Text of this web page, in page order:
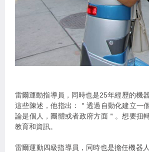
雷爾運動指導員，同時也是25年經歷的機
這些陳述，他指出：＂透過自動化建立一
論是個人，團體或者政府方面＂。想要扭
教育和資訊。
雷爾運動四級指導員，同時也是擔任機器